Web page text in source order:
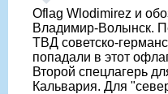
Oflag Wlodimirez и
Владимир-Волынск.
ТВД советско-
попадали в этот
Второй спецлагерь
Кальвария. Для